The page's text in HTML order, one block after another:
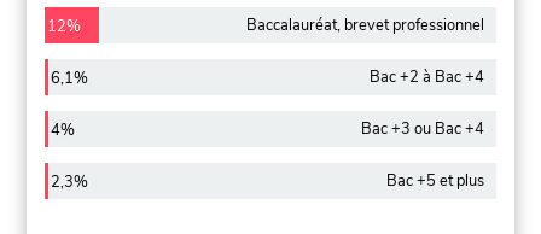
12% Baccalauréat, brevet professionnel
6,1% Bac +2 à Bac +4
4% Bac +3 ou Bac +4
2,3% Bac +5 et plus